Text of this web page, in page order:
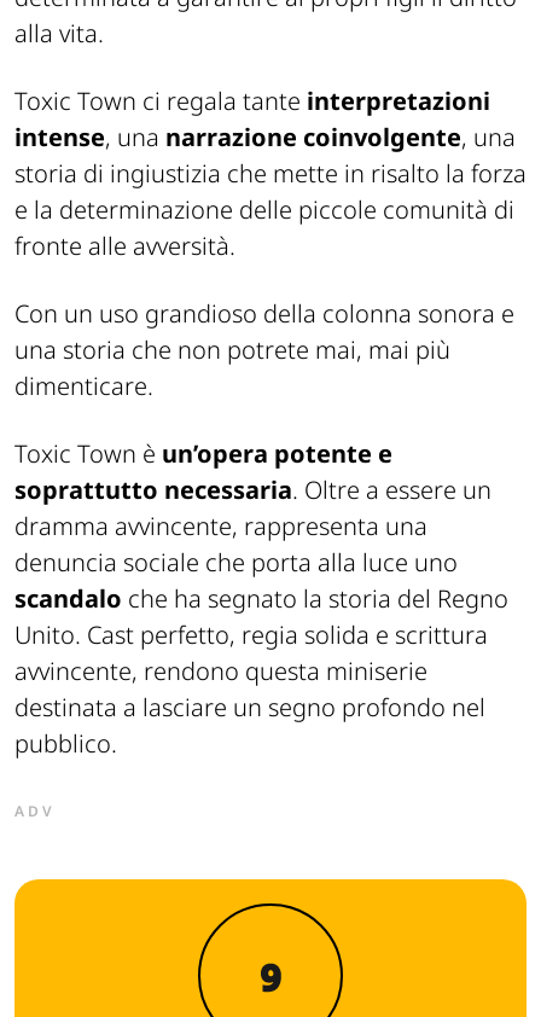
alla vita.
Toxic Town ci regala tante interpretazioni
intense, una narrazione coinvolgente, una
storia di ingiustizia che mette in risalto la forza
e la determinazione delle piccole comunità di
fronte alle avversità.
Con un uso grandioso della colonna sonora e
una storia che non potrete mai, mai più
dimenticare.
Toxic Town è un’opera potente e
soprattutto necessaria. Oltre a essere un
dramma avvincente, rappresenta una
denuncia sociale che porta alla luce uno
scandalo che ha segnato la storia del Regno
Unito. Cast perfetto, regia solida e scrittura
avvincente, rendono questa miniserie
destinata a lasciare un segno profondo nel
pubblico.
ADV
9